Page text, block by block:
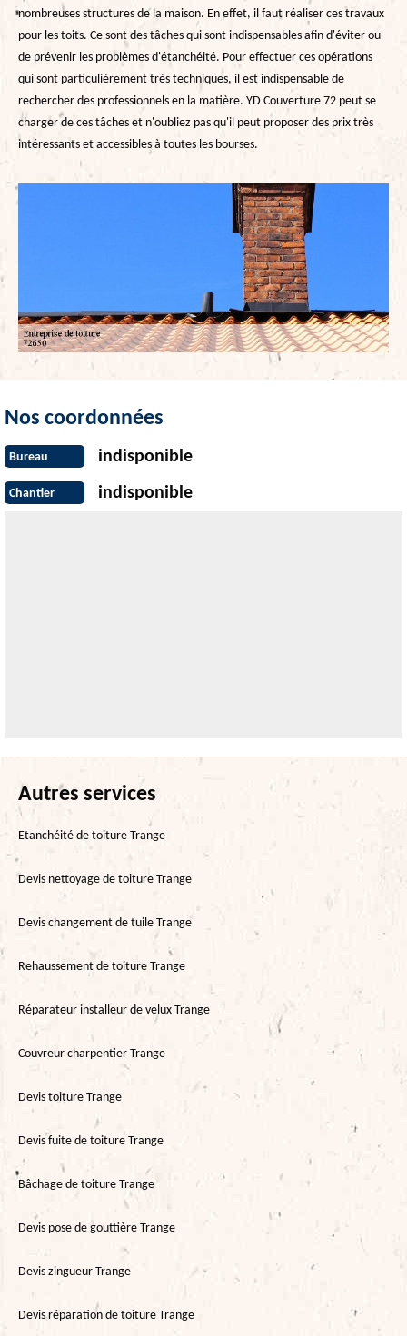
nombreuses structures de la maison. En effet, il faut réaliser ces travaux
pour les toits. Ce sont des tâches qui sont indispensables afin d'éviter ou
de prévenir les problèmes d'étanchéité. Pour effectuer ces opérations
qui sont particulièrement très techniques, il est indispensable de
rechercher des professionnels en la matière. YD Couverture 72 peut se
charger de ces tâches et n'oubliez pas qu'il peut proposer des prix très
intéressants et accessibles à toutes les bourses.
Nos coordonnées
Bureau indisponible
Chantier indisponible
Autres services
Etanchéité de toiture Trange
Devis nettoyage de toiture Trange
Devis changement de tuile Trange
Rehaussement de toiture Trange
Réparateur installeur de velux Trange
Couvreur charpentier Trange
Devis toiture Trange
Devis fuite de toiture Trange
Bâchage de toiture Trange
Devis pose de gouttière Trange
Devis zingueur Trange
Devis réparation de toiture Trange